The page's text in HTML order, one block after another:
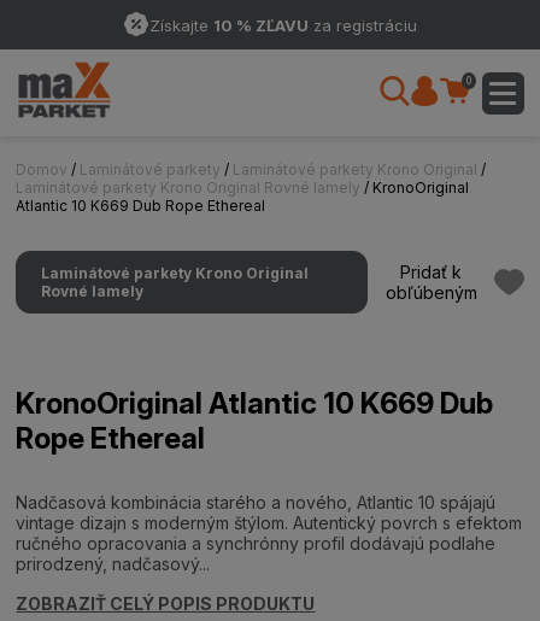
Získajte 10 % ZĽAVU za registráciu
0
Domov / Laminátové parkety / Laminátové parkety Krono Original /
Laminátové parkety Krono Original Rovné lamely / KronoOriginal
Atlantic 10 K669 Dub Rope Ethereal
Laminátové parkety Krono Original
Rovné lamely
Pridať k
obľúbeným
KronoOriginal Atlantic 10 K669 Dub
Rope Ethereal
Nadčasová kombinácia starého a nového, Atlantic 10 spájajú
vintage dizajn s moderným štýlom. Autentický povrch s efektom
ručného opracovania a synchrónny profil dodávajú podlahe
prirodzený, nadčasový...
ZOBRAZIŤ CELÝ POPIS PRODUKTU